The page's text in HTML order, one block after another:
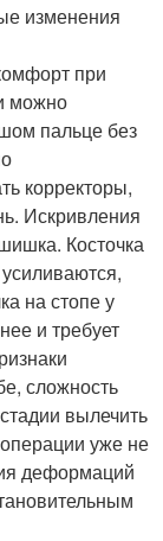
изменения
при
можно
пальце без
корректоры,
Искривления
Косточка
на стопе у
и требует
сложность
вылечить
уже не
деформаций